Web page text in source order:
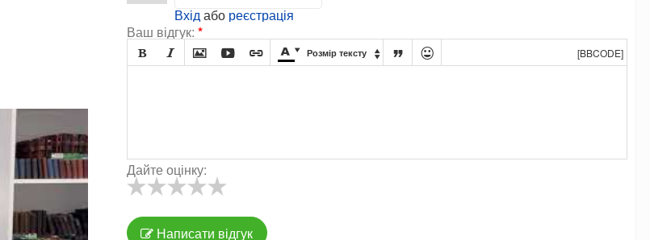
Вхідабо реєстрація
Ваш відгук: *
       Розмір тексту    [BBCODE]
Дайте оцінку:
Написати відгук